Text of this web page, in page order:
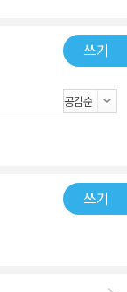
필요한 것처럼, 더
’이 되는 것이 아니
되기 위해서, 우
해서도, 온 마을이
건, 상대가 내 손을
쓰기
쓰기